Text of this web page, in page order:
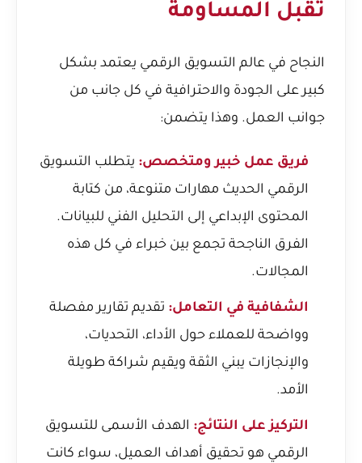
تقبل المساومة
النجاح في عالم التسويق الرقمي يعتمد بشكل
كبير على الجودة والاحترافية في كل جانب من
جوانب العمل. وهذا يتضمن:
فريق عمل خبير ومتخصص: يتطلب التسويق
الرقمي الحديث مهارات متنوعة، من كتابة
المحتوى الإبداعي إلى التحليل الفني للبيانات.
الفرق الناجحة تجمع بين خبراء في كل هذه
المجالات.
الشفافية في التعامل: تقديم تقارير مفصلة
وواضحة للعملاء حول الأداء، التحديات،
والإنجازات يبني الثقة ويقيم شراكة طويلة
الأمد.
التركيز على النتائج: الهدف الأسمى للتسويق
الرقمي هو تحقيق أهداف العميل، سواء كانت